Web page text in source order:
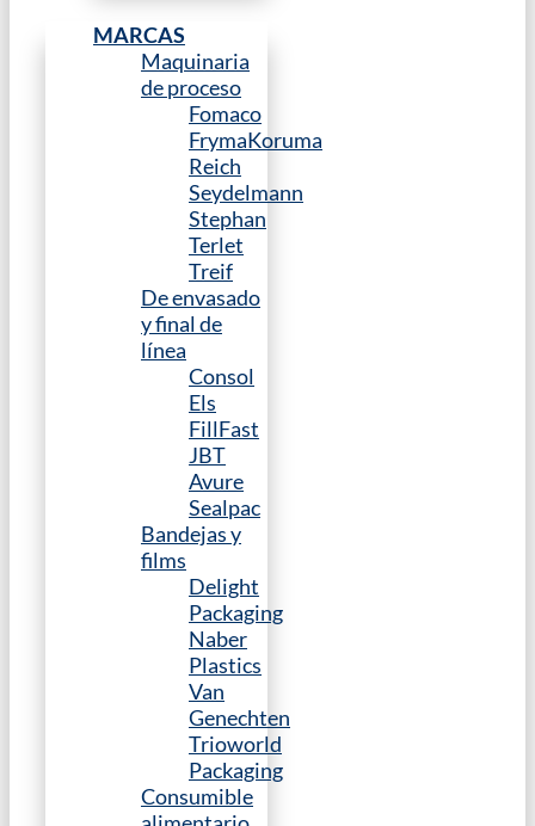
MARCAS
Maquinaria
de proceso
Fomaco
FrymaKoruma
Reich
Seydelmann
Stephan
Terlet
Treif
De envasado
y final de
línea
Consol
Els
FillFast
JBT
Avure
Sealpac
Bandejas y
films
Delight
Packaging
Naber
Plastics
Van
Genechten
Trioworld
Packaging
Consumible